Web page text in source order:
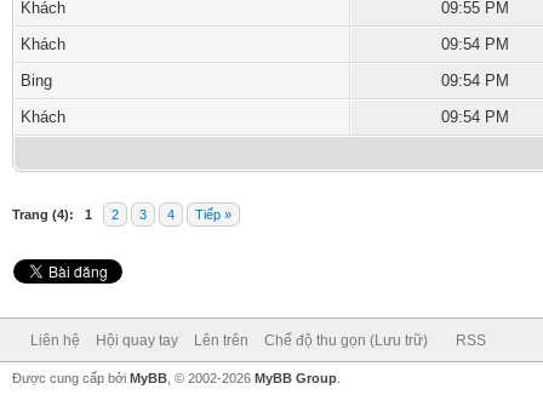
Khách
09:55 PM
Khách
09:54 PM
Bing
09:54 PM
Khách
09:54 PM
Trang (4): 1 2 3 4 Tiếp »
Liên hệ Hội quay tay Lên trên Chế độ thu gọn (Lưu trữ) RSS
Được cung cấp bởi MyBB , © 2002-2026 MyBB Group